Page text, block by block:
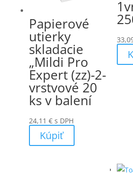
Papierové
utierky
skladacie
„Mildi Pro
Expert (zz)-2-
vrstvové 20
ks v balení
24,11 € s DPH
Kúpiť